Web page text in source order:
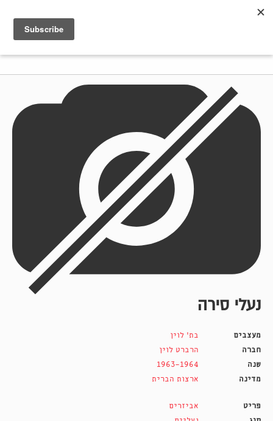
נעלי סירה
מעצבים
בת' לוין
חברה
הרברט לוין
שנה
1963-1964
מדינה
ארצות הברית
פריט
אביזרים